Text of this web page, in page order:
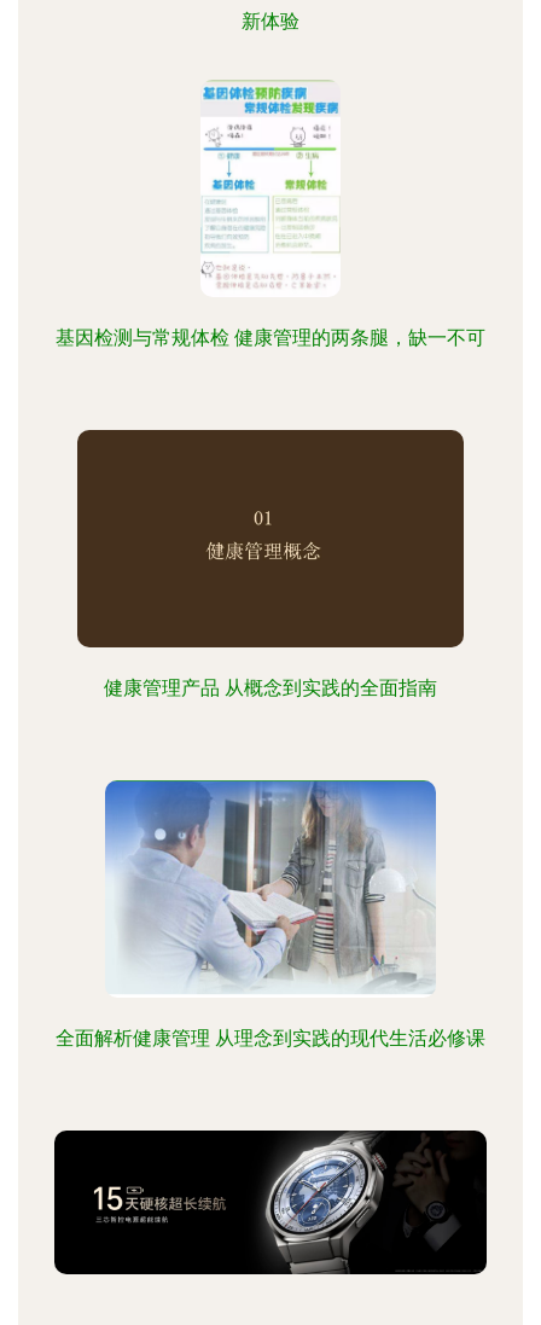
新体验
基因检测与常规体检 健康管理的两条腿，缺一不可
健康管理产品 从概念到实践的全面指南
全面解析健康管理 从理念到实践的现代生活必修课